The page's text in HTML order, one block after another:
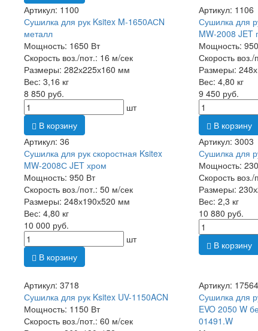
Артикул: 1100
Сушилка для рук Ksitex M-1650АСN
металл
Мощность: 1650 Вт
Скорость воз./пот.: 16 м/сек
Размеры: 282х225х160 мм
Вес: 3,16 кг
8 850 руб.
шт
В корзину
Артикул: 1106
Сушилка для
MW-2008 JET
Мощность:
Скорость
Размеры:
Вес: 4,80 кг
9 450 руб.
В корзину
Артикул: 36
Сушилка для рук скоростная Ksitex
MW-2008С JET хром
Мощность: 950 Вт
Скорость воз./пот.: 50 м/сек
Размеры: 248х190х520 мм
Вес: 4,80 кг
10 000 руб.
шт
В корзину
Артикул: 3003
Сушилка для
Мощность:
Скорость
Размеры:
Вес: 2,3 кг
10 880 руб.
В корзину
Артикул: 3718
Сушилка для рук Ksitex UV-1150ACN
Мощность: 1150 Вт
Скорость воз./пот.: 60 м/сек
Артикул: 17564
Сушилка для
EVO 2050 W
01491.W